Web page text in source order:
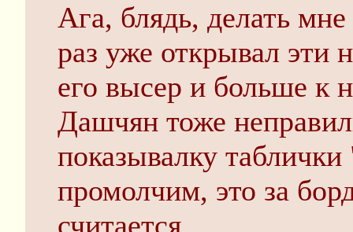
Ага, блядь, делать
раз уже открывал эти
его высер и больше к
Дашчян тоже
показывалку
промолчим, это за
считается.